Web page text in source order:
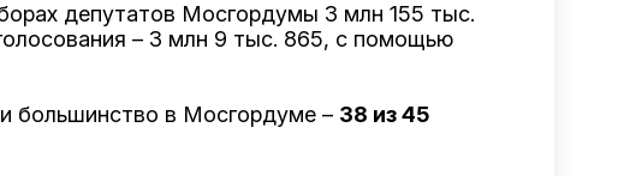
депутатов Мосгордумы 3 млн 155 тыс.
– 3 млн 9 тыс. 865, с помощью
большинство в Мосгордуме – 38 из 45